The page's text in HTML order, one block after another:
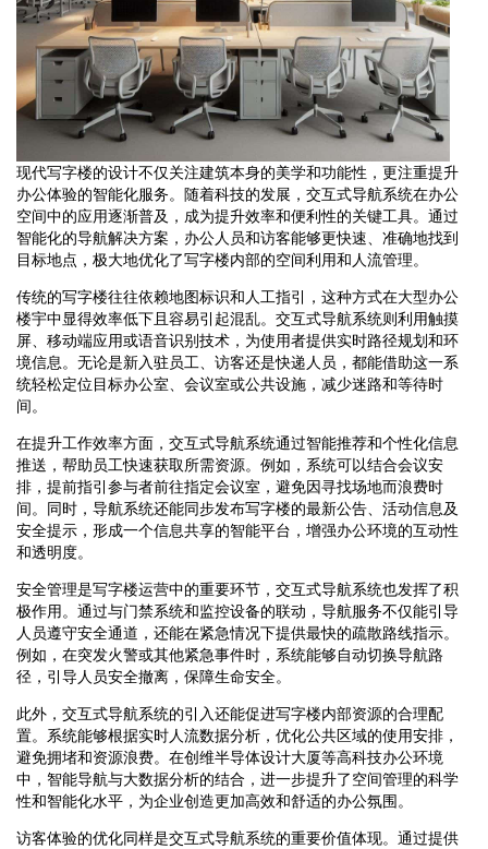
现代写字楼的设计不仅关注建筑本身的美学和功能性，更注重提升
办公体验的智能化服务。随着科技的发展，交互式导航系统在办公
空间中的应用逐渐普及，成为提升效率和便利性的关键工具。通过
智能化的导航解决方案，办公人员和访客能够更快速、准确地找到
目标地点，极大地优化了写字楼内部的空间利用和人流管理。
传统的写字楼往往依赖地图标识和人工指引，这种方式在大型办公
楼宇中显得效率低下且容易引起混乱。交互式导航系统则利用触摸
屏、移动端应用或语音识别技术，为使用者提供实时路径规划和环
境信息。无论是新入驻员工、访客还是快递人员，都能借助这一系
统轻松定位目标办公室、会议室或公共设施，减少迷路和等待时
间。
在提升工作效率方面，交互式导航系统通过智能推荐和个性化信息
推送，帮助员工快速获取所需资源。例如，系统可以结合会议安
排，提前指引参与者前往指定会议室，避免因寻找场地而浪费时
间。同时，导航系统还能同步发布写字楼的最新公告、活动信息及
安全提示，形成一个信息共享的智能平台，增强办公环境的互动性
和透明度。
安全管理是写字楼运营中的重要环节，交互式导航系统也发挥了积
极作用。通过与门禁系统和监控设备的联动，导航服务不仅能引导
人员遵守安全通道，还能在紧急情况下提供最快的疏散路线指示。
例如，在突发火警或其他紧急事件时，系统能够自动切换导航路
径，引导人员安全撤离，保障生命安全。
此外，交互式导航系统的引入还能促进写字楼内部资源的合理配
置。系统能够根据实时人流数据分析，优化公共区域的使用安排，
避免拥堵和资源浪费。在创维半导体设计大厦等高科技办公环境
中，智能导航与大数据分析的结合，进一步提升了空间管理的科学
性和智能化水平，为企业创造更加高效和舒适的办公氛围。
访客体验的优化同样是交互式导航系统的重要价值体现。通过提供